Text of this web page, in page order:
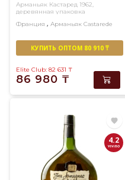
Арманьяк Кастаред 1962,
деревянная упаковка
Франция , Арманьяк Castarede
КУПИТЬ ОПТОМ 80 910 ₸
Elite Club: 82 631 ₸
86 980 ₸
4.2